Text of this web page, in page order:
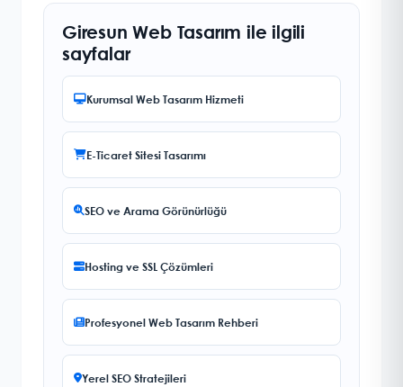
Giresun Web Tasarım ile ilgili
sayfalar
Kurumsal Web Tasarım Hizmeti
E-Ticaret Sitesi Tasarımı
SEO ve Arama Görünürlüğü
Hosting ve SSL Çözümleri
Profesyonel Web Tasarım Rehberi
Yerel SEO Stratejileri